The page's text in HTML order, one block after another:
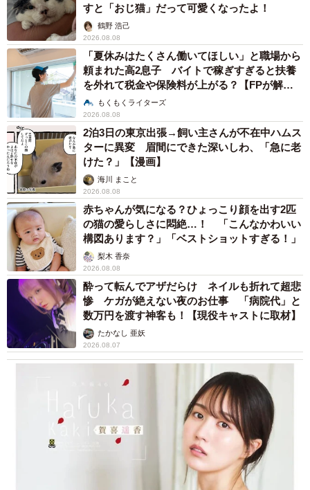
すと「おじ猫」だって可愛くなったよ！
鶴野 浩己
2026.08.08
「夏休みはたくさん働いてほしい」と職場から
頼まれた高2息子 バイトで稼ぎすぎると扶養
を外れて税金や保険料が上がる？【FPが解
説】もくもくライターズ
2026.08.08
2泊3日の東京出張→飼い主さんが不在中ハムス
ターに異変 眉間にできた深いしわ、「急に老
けた？」【漫画】
海川 まこと
2026.08.08
赤ちゃんが気になる？ひょっこり顔を出す2匹
の猫の愛らしさに悶絶…！ 「こんなかわいい
構図あります？」「ベストショットすぎる！」
梨木 香奈
2026.08.08
酔って転んでアザだらけ ネイルも折れて超悲
惨 ケガが絶えない夜のお仕事 「病院代」と
数万円を渡す神客も！【現役キャストに取材】
たかなし 亜妖
2026.08.07